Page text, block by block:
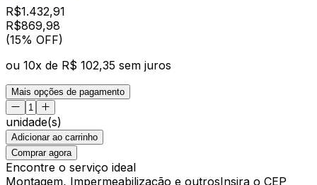
R$1.432,91
R$869,98
(15% OFF)
ou 10x de R$ 102,35 sem juros
Mais opções de pagamento
unidade(s)
Adicionar ao carrinho
Comprar agora
Encontre o serviço ideal
Montagem, Impermeabilização e outrosInsira o CEP